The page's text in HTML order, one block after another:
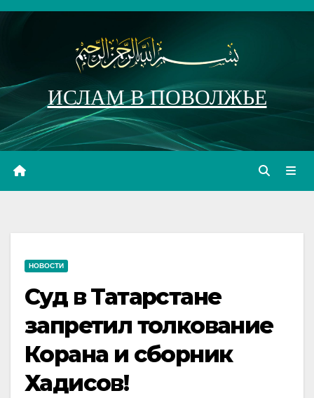
Перейти
ИСЛАМ В ПОВОЛЖЬЕ
НОВОСТИ
Суд в Татарстане
запретил толкование
Корана и сборник
Хадисов!